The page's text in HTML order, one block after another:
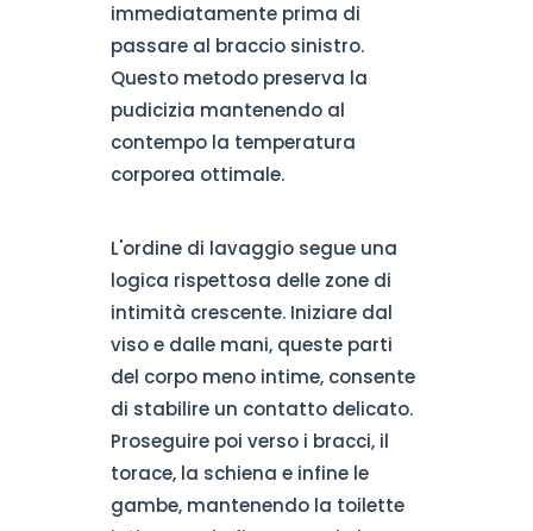
immediatamente prima di
passare al braccio sinistro.
Questo metodo preserva la
pudicizia mantenendo al
contempo la temperatura
corporea ottimale.
L'ordine di lavaggio segue una
logica rispettosa delle zone di
intimità crescente. Iniziare dal
viso e dalle mani, queste parti
del corpo meno intime, consente
di stabilire un contatto delicato.
Proseguire poi verso i bracci, il
torace, la schiena e infine le
gambe, mantenendo la toilette